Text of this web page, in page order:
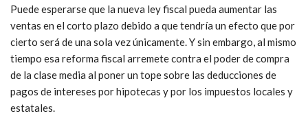
Puede esperarse que la nueva ley fiscal pueda aumentar las
ventas en el corto plazo debido a que tendría un efecto que por
cierto será de una sola vez únicamente. Y sin embargo, al mismo
tiempo esa reforma fiscal arremete contra el poder de compra
de la clase media al poner un tope sobre las deducciones de
pagos de intereses por hipotecas y por los impuestos locales y
estatales.